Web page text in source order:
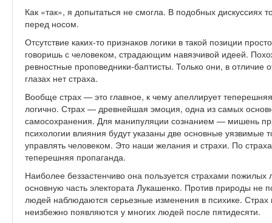
Как «так», я допытаться не смогла. В подобных дискуссиях
перед носом.
Отсутствие каких-то признаков логики в такой позиции
говоришь с человеком, страдающим навязчивой идеей.
ревностные проповедники-баптисты. Только они, в
глазах нет страха.
Вообще страх — это главное, к чему апеллирует
логично. Страх — древнейшая эмоция, одна из самых
самосохранения. Для манипуляции сознанием — мишень
психологии влияния будут указаны две основные уязвимые
управлять человеком. Это наши желания и страхи. По
теперешняя пропаганда.
Наиболее беззастенчиво она пользуется страхами
основную часть электората Лукашенко. Против природы не
людей наблюдаются серьезные изменения в психике.
неизбежно появляются у многих людей после пятидесяти.